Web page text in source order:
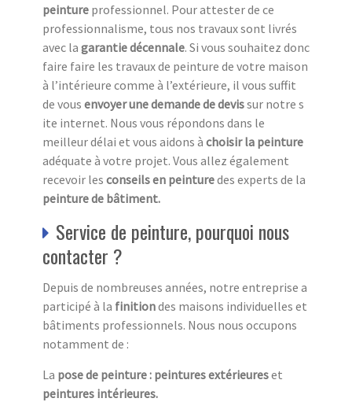
peinture professionnel. Pour attester de ce
professionnalisme, tous nos travaux sont livrés
avec la garantie décennale. Si vous souhaitez donc
faire faire les travaux de peinture de votre maison
à l’intérieure comme à l’extérieure, il vous suffit
de vous envoyer une demande de devissur notre s
ite internet. Nous vous répondons dans le
meilleur délai et vous aidons à choisir la peinture
adéquate à votre projet. Vous allez également
recevoir les conseils en peinturedes experts de la
peinture de bâtiment.
Service de peinture, pourquoi nous
contacter ?
Depuis de nombreuses années, notre entreprise a
participé à la finitiondes maisons individuelles et
bâtiments professionnels. Nous nous occupons
notamment de :
La pose de peinture : peintures extérieureset
peintures intérieures.